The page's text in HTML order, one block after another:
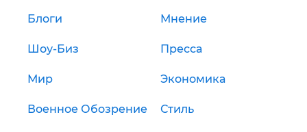
Блоги Мнение
Шоу-Биз Пресса
Мир Экономика
Военное Обозрение Стиль